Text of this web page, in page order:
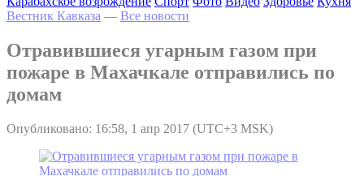
Вестник Кавказа — Все новости
Отравившиеся угарным газом при
пожаре в Махачкале отправились по
домам
Опубликовано: 16:58, 1 апр 2017 (UTC+3 MSK)